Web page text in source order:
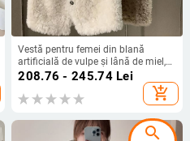
Vestă pentru femei din blană
artificială de vulpe și lână de miel,
lungime medie, pentru îmbrăcare de
208.76 - 245.74Lei
add_shopping_cart
search